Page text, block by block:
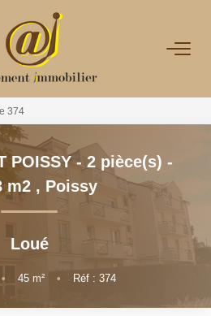
AGENCE
VENTES
NOS PLUS
374
POISSY - 2 pièce(s) -
m2 , Poissy
Loué
• 45m² • Réf : 374